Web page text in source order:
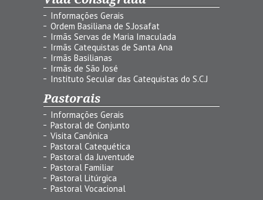
Informações Gerais
Ordem Basiliana de S.Josafat
Irmãs Servas de Maria Imaculada
Irmãs Catequistas de Santa Ana
Irmãs Basilianas
Irmãs de São José
Instituto Secular das Catequistas do S.C.J
Pastorais
Informações Gerais
Pastoral de Conjunto
Visita Canônica
Pastoral Catequética
Pastoral da Juventude
Pastoral Familiar
Pastoral Litúrgica
Pastoral Vocacional